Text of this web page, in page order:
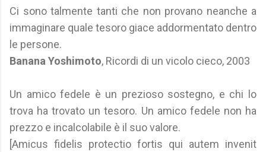
Ci sono talmente tanti che non provano neanche a
immaginare quale tesoro giace addormentato dentro
le persone.
Banana Yoshimoto, Ricordi di un vicolo cieco, 2003
Un amico fedele è un prezioso sostegno, e chi lo
trova ha trovato un tesoro. Un amico fedele non ha
prezzo e incalcolabile è il suo valore.
[Amicus fidelis protectio fortis qui autem invenit